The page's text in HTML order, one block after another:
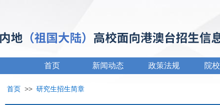
首页 新闻动态 政策法规 院
首页 >> 研究生招生简章